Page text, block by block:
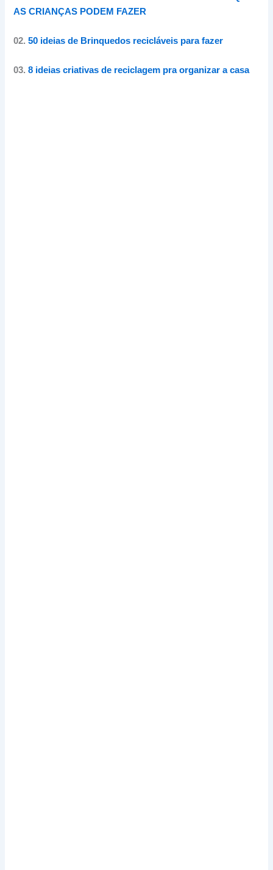
AS CRIANÇAS PODEM FAZER
02.50 ideias de Brinquedos recicláveis para fazer
03.8 ideias criativas de reciclagem pra organizar a casa